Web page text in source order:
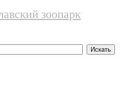
зоопарк